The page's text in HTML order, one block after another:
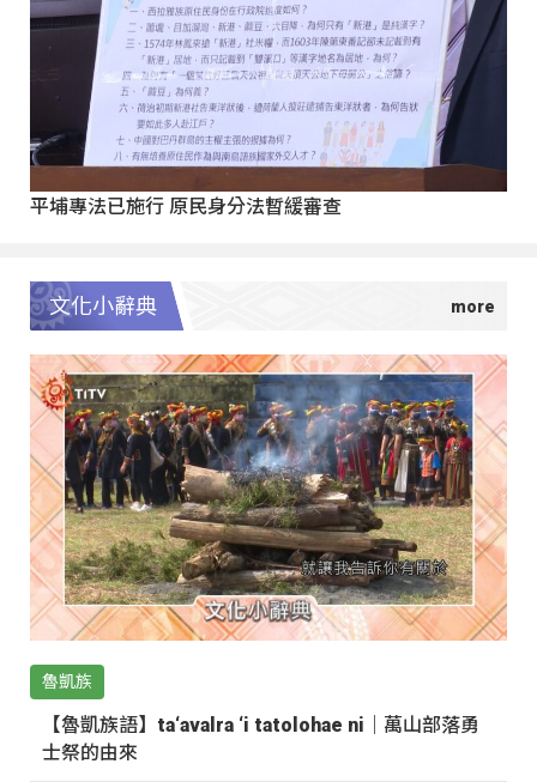
平埔專法已施行 原民身分法暫緩審查
文化小辭典
魯凱族
【魯凱族語】ta‘avalra ‘i tatolohae ni｜萬山部落勇
士祭的由來